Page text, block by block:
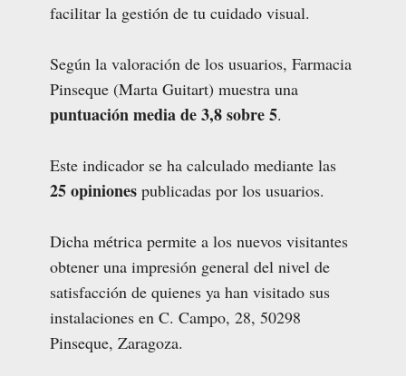
facilitar la gestión de tu cuidado visual.
Según la valoración de los usuarios, Farmacia
Pinseque (Marta Guitart) muestra una
puntuación media de 3,8 sobre 5.
Este indicador se ha calculado mediante las
25 opiniones publicadas por los usuarios.
Dicha métrica permite a los nuevos visitantes
obtener una impresión general del nivel de
satisfacción de quienes ya han visitado sus
instalaciones en C. Campo, 28, 50298
Pinseque, Zaragoza.